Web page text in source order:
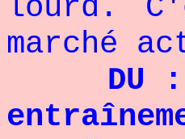
lourd.
marché
DU